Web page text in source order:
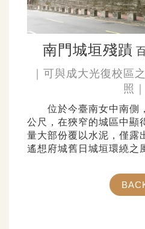
南門城垣殘蹟
｜可與成大光復校區
照｜
位於今臺南女中南側
公尺，在狹窄的城區中顯
量大部份覆以水泥，僅露
遙想府城舊日城垣環繞之